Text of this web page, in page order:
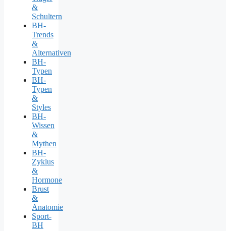
&
Schultern
BH-
Trends
&
Alternativen
BH-
Typen
BH-
Typen
&
Styles
BH-
Wissen
&
Mythen
BH-
Zyklus
&
Hormone
Brust
&
Anatomie
Sport-
BH